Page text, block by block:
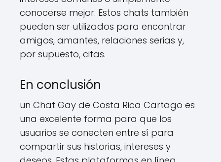
conocerse mejor. Estos chats también
pueden ser utilizados para encontrar
amigos, amantes, relaciones serias y,
por supuesto, citas.
En conclusión
un Chat Gay de Costa Rica Cartago es
una excelente forma para que los
usuarios se conecten entre sí para
compartir sus historias, intereses y